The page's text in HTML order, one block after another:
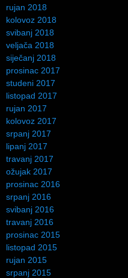
rujan 2018
kolovoz 2018
svibanj 2018
veljača 2018
siječanj 2018
prosinac 2017
studeni 2017
listopad 2017
rujan 2017
kolovoz 2017
srpanj 2017
lipanj 2017
travanj 2017
ožujak 2017
prosinac 2016
srpanj 2016
svibanj 2016
travanj 2016
prosinac 2015
listopad 2015
rujan 2015
srpanj 2015